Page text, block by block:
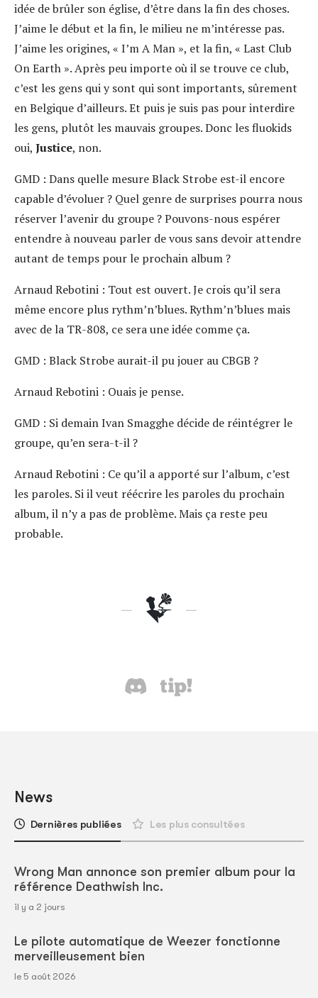
idée de brûler son église, d’être dans la fin des choses.
J’aime le début et la fin, le milieu ne m’intéresse pas.
J’aime les origines, « I’m A Man », et la fin, « Last Club
On Earth ». Après peu importe où il se trouve ce club,
c’est les gens qui y sont qui sont importants, sûrement
en Belgique d’ailleurs. Et puis je suis pas pour interdire
les gens, plutôt les mauvais groupes. Donc les fluokids
oui, Justice, non.
GMD : Dans quelle mesure Black Strobe est-il encore
capable d’évoluer ? Quel genre de surprises pourra nous
réserver l’avenir du groupe ? Pouvons-nous espérer
entendre à nouveau parler de vous sans devoir attendre
autant de temps pour le prochain album ?
Arnaud Rebotini : Tout est ouvert. Je crois qu’il sera
même encore plus rythm’n’blues. Rythm’n’blues mais
avec de la TR-808, ce sera une idée comme ça.
GMD : Black Strobe aurait-il pu jouer au CBGB ?
Arnaud Rebotini : Ouais je pense.
GMD : Si demain Ivan Smagghe décide de réintégrer le
groupe, qu’en sera-t-il ?
Arnaud Rebotini : Ce qu’il a apporté sur l’album, c’est
les paroles. Si il veut réécrire les paroles du prochain
album, il n’y a pas de problème. Mais ça reste peu
probable.
News
Dernières publiées Les plus consultées
Wrong Man annonce son premier album pour la
référence Deathwish Inc.
il y a 2 jours
Le pilote automatique de Weezer fonctionne
merveilleusement bien
le 5 août 2026